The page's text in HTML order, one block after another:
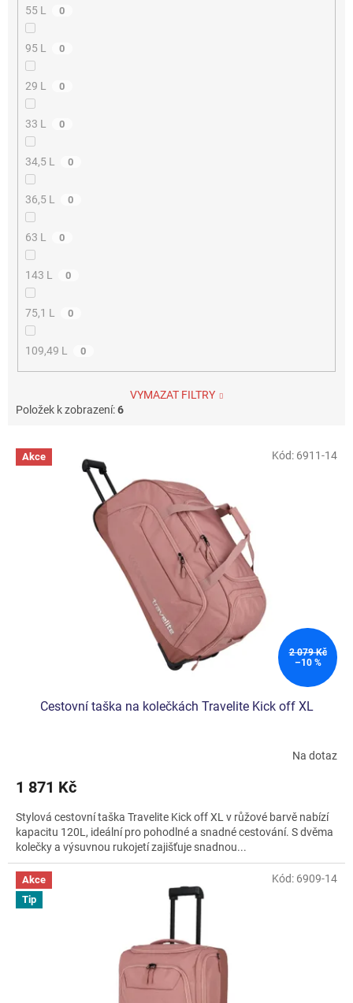
55 L 0
95 L 0
29 L 0
33 L 0
34,5 L 0
36,5 L 0
63 L 0
143 L 0
75,1 L 0
109,49 L 0
VYMAZAT FILTRY
Položek k zobrazení:6
V Akce
2 079 Kč
–10 %
Cestovní taška na kolečkách Travelite Kick off XL
Na dotaz
1 871 Kč
Stylová cestovní taška Travelite Kick off XL v růžové barvě nabízí
kapacitu 120L, ideální pro pohodlné a snadné cestování. S dvěma
kolečky a výsuvnou rukojetí zajišťuje snadnou...
Kód: 6911-14
Akce
Tip
Kód: 6909-14